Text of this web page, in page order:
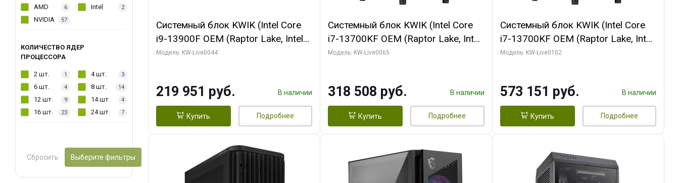
AMD 6 Intel 2
NVIDIA 57
КОЛИЧЕСТВО ЯДЕР
ПРОЦЕССОРА
2 шт. 1 4 шт. 3
6 шт. 4 8 шт. 14
12 шт. 9 14 шт. 4
16 шт. 23 24 шт. 7
Сбросить Выберите фильтры
Системный блок KWIK (Intel Core
i9-13900F OEM (Raptor Lake, Intel
7, Efficient-co/ 32 ГБ ОЗУ (2
HD/ 512 ГБ SSD)
Модель: KW-Live0044
219 951 руб. В наличии
Купить Подробнее
Системный блок KWIK (Intel Core
i7-13700KF OEM (Raptor Lake, Intel
7, C16 8EC/8PC/ 64 ГБ ОЗУ (2
2/ 1 ТБ SSD)
Модель: KW-Live0065
318 508 руб. В наличии
Купить Подробнее
Системный блок KWIK (Intel Core
i7-13700KF OEM (Raptor Lake, Intel
7, C16 8EC/8PC/ 32 ГБ ОЗУ (2
Turbo/ 960 ГБ SSD)
Модель: KW-Live0102
573 151 руб. В наличии
Купить Подробнее